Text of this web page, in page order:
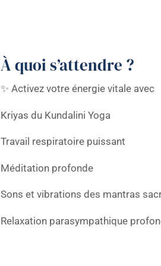
À quoi s’attendre ?
✨ Activez votre énergie vitale avec
Kriyas du Kundalini Yoga
Travail respiratoire puissant
Méditation profonde
Sons et vibrations des mantras
Relaxation parasympathique